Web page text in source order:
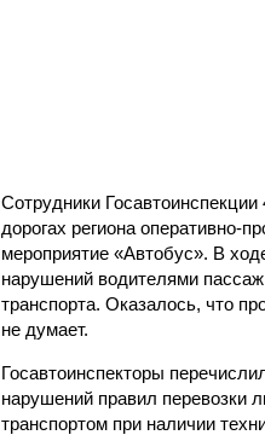
Сотрудники
дорогах региона оперативно-
мероприятие «Автобус». В
нарушений водителями
транспорта. Оказалось, что
не думает.
Госавтоинспекторы
нарушений правил перевозки
транспортом при наличии